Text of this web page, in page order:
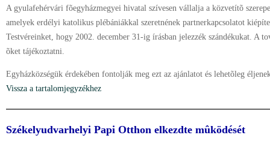
A gyulafehérvári fõegyházmegyei hivatal szívesen vállalja a közvetítõ
amelyek erdélyi katolikus plébániákkal szeretnének partnerkapcsolatot
Testvéreinket, hogy 2002. december 31-ig írásban jelezzék szándékukat. A
õket tájékoztatni.
Egyházközségük érdekében fontolják meg ezt az ajánlatot és lehetõleg
Vissza a tartalomjegyzékhez
Székelyudvarhelyi Papi Otthon elkezdte mûködését